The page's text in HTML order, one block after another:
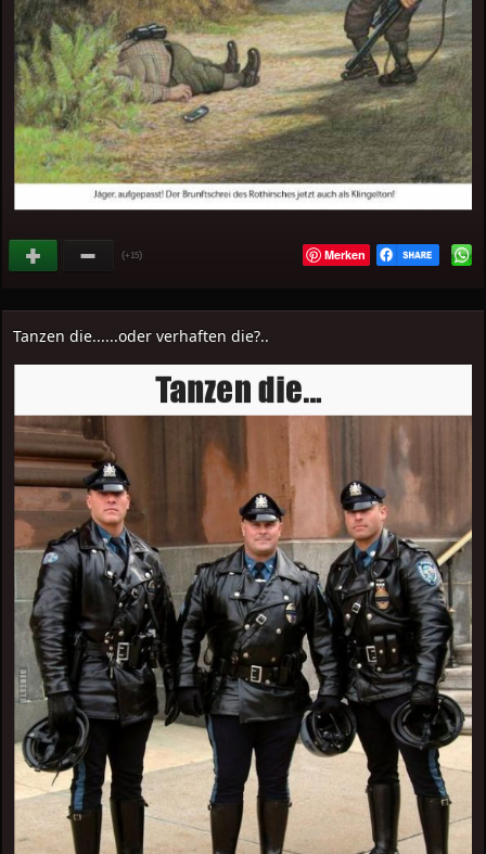
(+15) Merken
Tanzen die......oder verhaften die?..